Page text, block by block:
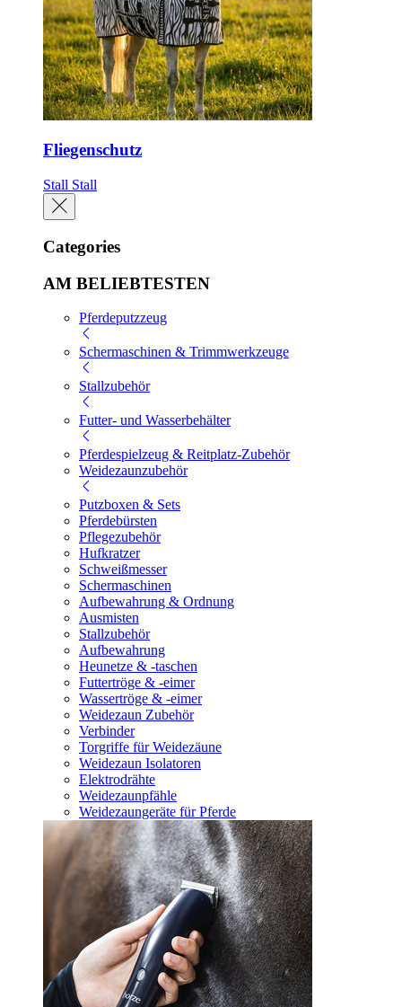
Fliegenschutz
Stall Stall
Categories
AM BELIEBTESTEN
Pferdeputzzeug
Schermaschinen & Trimmwerkzeuge
Stallzubehör
Futter- und Wasserbehälter
Pferdespielzeug & Reitplatz-Zubehör
Weidezaunzubehör
Putzboxen & Sets
Pferdebürsten
Pflegezubehör
Hufkratzer
Schweißmesser
Schermaschinen
Aufbewahrung & Ordnung
Ausmisten
Stallzubehör
Aufbewahrung
Heunetze & -taschen
Futtertröge & -eimer
Wassertröge & -eimer
Weidezaun Zubehör
Verbinder
Torgriffe für Weidezäune
Weidezaun Isolatoren
Elektrodrähte
Weidezaunpfähle
Weidezaungeräte für Pferde